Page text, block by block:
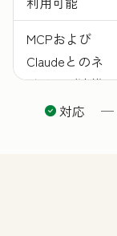
MCPおよび
Claudeとのネ
イティブ連携
によるAI拡張性
対応 —